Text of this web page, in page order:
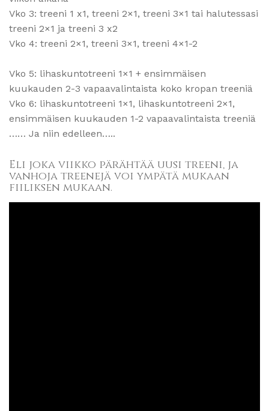
Vko 3: treeni 1 x1, treeni 2×1, treeni 3×1 tai halutessasi
treeni 2×1 ja treeni 3 x2
Vko 4: treeni 2×1, treeni 3×1, treeni 4×1-2
Vko 5: lihaskuntotreeni 1×1 + ensimmäisen
kuukauden 2-3 vapaavalintaista koko kropan treeniä
Vko 6: lihaskuntotreeni 1×1, lihaskuntotreeni 2×1,
ensimmäisen kuukauden 1-2 vapaavalintaista treeniä
…… Ja niin edelleen…..
Eli joka viikko pärähtää uusi treeni, ja
vanhoja treenejä voi ympätä mukaan
fiiliksen mukaan.